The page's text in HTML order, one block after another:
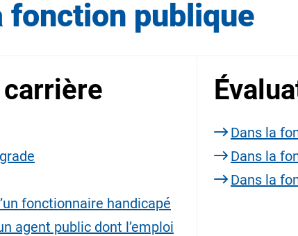
fonction publique
fonctionnaire handicapé
agent public dont l’emploi
Dans la
Dans la
Dans la